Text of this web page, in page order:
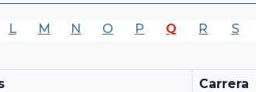
L M N O P Q R S
Carrera